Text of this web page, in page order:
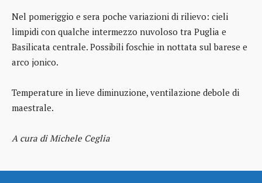
Nel pomeriggio e sera poche variazioni di rilievo: cieli
limpidi con qualche intermezzo nuvoloso tra Puglia e
Basilicata centrale. Possibili foschie in nottata sul barese e
arco jonico.
Temperature in lieve diminuzione, ventilazione debole di
maestrale.
A cura di Michele Ceglia